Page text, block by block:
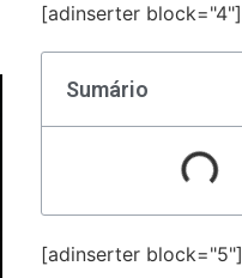
[adinserter block="4"]
Sumário
[adinserter block="5"]